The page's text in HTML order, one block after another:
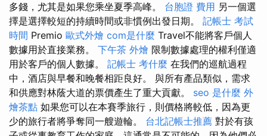
多錢，尤其是如果您乘坐夏季高峰。 台胞證 費用 另一個選
擇是選擇較短的持續時間或非慣例出發日期。 記帳士 考試
時間 Premio 歐式外燴 com是什麼 Travel不能將客戶個人
數據用於直接業務。 下午茶 外燴 限制數據處理的權利僅適
用於客戶的個人數據。 記帳士 考什麼 在我們的巡航過程
中，酒店與早餐和晚餐相距良好。 與所有產品類似，需求
和供應對林蔭大道的票價產生了重大貢獻。 seo 是什麼 外
燴茶點 如果您可以在本賽季旅行，則價格將較低，因為更
少的旅行者將爭奪同一艘遊輪。 台北記帳士推薦 對於有孩